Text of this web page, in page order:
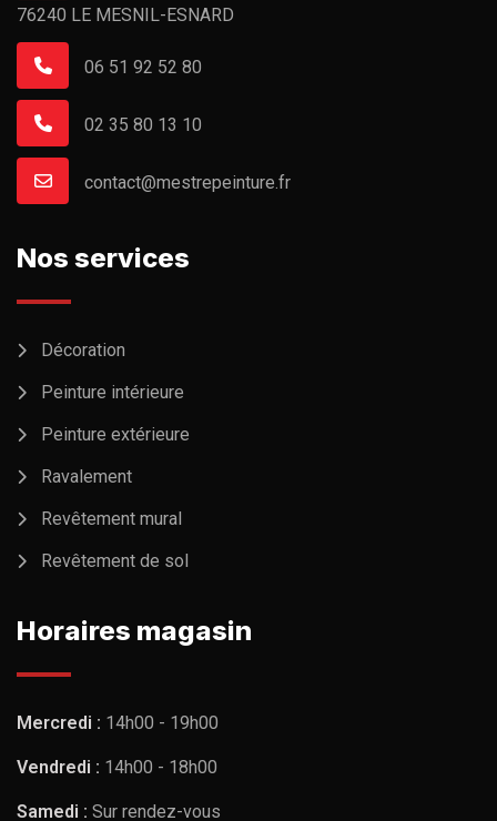
76240 LE MESNIL-ESNARD
06 51 92 52 80
02 35 80 13 10
contact@mestrepeinture.fr
Nos services
Décoration
Peinture intérieure
Peinture extérieure
Ravalement
Revêtement mural
Revêtement de sol
Horaires magasin
Mercredi : 14h00 - 19h00
Vendredi : 14h00 - 18h00
Samedi : Sur rendez-vous